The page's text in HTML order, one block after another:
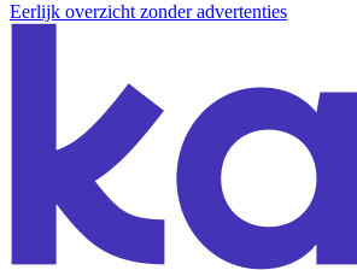
Eerlijk overzicht zonder advertenties